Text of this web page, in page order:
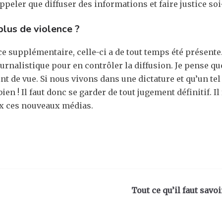
que diffuser des informations et faire justice
de violence ?
supplémentaire, celle-ci a de tout temps été
pour en contrôler la diffusion. Je pense
de vue. Si nous vivons dans une dictature et qu’un
! Il faut donc se garder de tout jugement définitif.
nouveaux médias.
Tout ce qu’il faut